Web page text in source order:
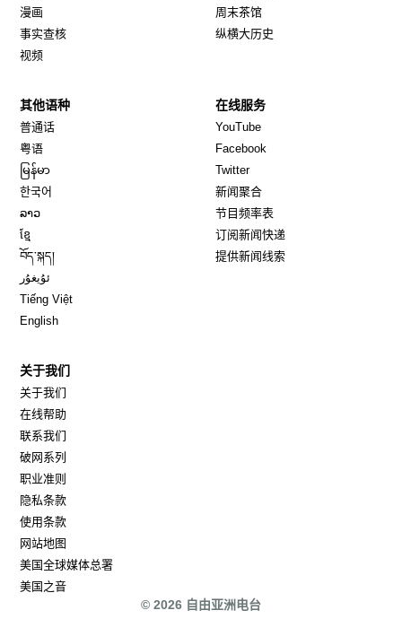
漫画
事实查核
视频
周末茶馆
纵横大历史
其他语种
普通话
粤语
မြန်မာ
한국어
ລາວ
ខ្មែ
བོད་སྐད།
ئۇيغۇر
Tiếng Việt
English
在线服务
YouTube
Facebook
TwitterOpens in new window
新闻聚合
节目频率表
订阅新闻快递
提供新闻线索
关于我们
关于我们
在线帮助
联系我们
破网系列
职业准则
隐私条款
使用条款
网站地图
美国全球媒体总署
美国之音
© 2026 自由亚洲电台